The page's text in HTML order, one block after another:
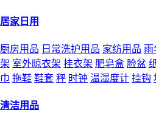
居家日用
厨房用品 日常洗护用品 家纺用品 雨
架 室外晾衣架 挂衣架 肥皂盒 脸盆
巾 拖鞋 鞋套 秤 时钟 温湿度计 挂钩
清洁用品